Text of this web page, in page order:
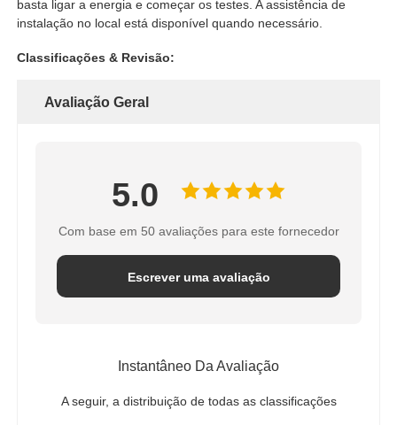
basta ligar a energia e começar os testes. A assistência de
instalação no local está disponível quando necessário.
Classificações & Revisão:
Avaliação Geral
5.0
Com base em 50 avaliações para este fornecedor
Escrever uma avaliação
Instantâneo Da Avaliação
A seguir, a distribuição de todas as classificações